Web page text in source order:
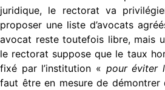
juridique, le rectorat va
proposer une liste d’avocats
avocat reste toutefois libre, mais
le rectorat suppose que le taux
fixé par l’institution « pour éviter
faut être en mesure de